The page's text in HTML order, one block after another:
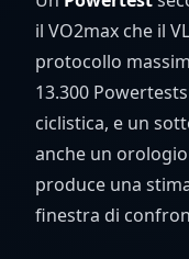
il VO2max che il
protocollo
13.300
ciclistica, e un
anche un
produce una
finestra di